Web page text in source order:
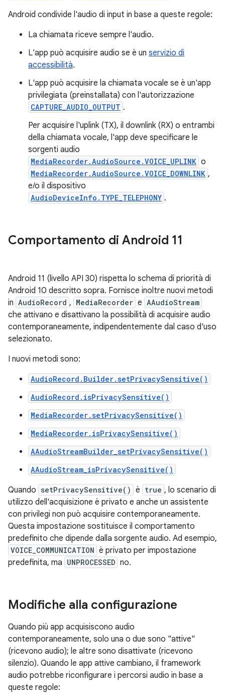
Android condivide l'audio di input in base a queste regole:
La chiamata riceve sempre l'audio.
L'app può acquisire audio se è un servizio di
accessibilità.
L'app può acquisire la chiamata vocale se è un'app
privilegiata (preinstallata) con l'autorizzazione
CAPTURE_AUDIO_OUTPUT .
Per acquisire l'uplink (TX), il downlink (RX) o entrambi
della chiamata vocale, l'app deve specificare le
sorgenti audio
MediaRecorder.AudioSource.VOICE_UPLINK o
MediaRecorder.AudioSource.VOICE_DOWNLINK ,
e/o il dispositivo
AudioDeviceInfo.TYPE_TELEPHONY .
Comportamento di Android 11
Android 11 (livello API 30) rispetta lo schema di priorità di
Android 10 descritto sopra. Fornisce inoltre nuovi metodi
in AudioRecord , MediaRecorder e AAudioStream
che attivano e disattivano la possibilità di acquisire audio
contemporaneamente, indipendentemente dal caso d'uso
selezionato.
I nuovi metodi sono:
AudioRecord.Builder.setPrivacySensitive()
AudioRecord.isPrivacySensitive()
MediaRecorder.setPrivacySensitive()
MediaRecorder.isPrivacySensitive()
AAudioStreamBuilder_setPrivacySensitive()
AAudioStream_isPrivacySensitive()
Quando setPrivacySensitive() è true , lo scenario di
utilizzo dell'acquisizione è privato e anche un assistente
con privilegi non può acquisire contemporaneamente.
Questa impostazione sostituisce il comportamento
predefinito che dipende dalla sorgente audio. Ad esempio,
VOICE_COMMUNICATION è privato per impostazione
predefinita, ma UNPROCESSED no.
Modifiche alla configurazione
Quando più app acquisiscono audio
contemporaneamente, solo una o due sono "attive"
(ricevono audio); le altre sono disattivate (ricevono
silenzio). Quando le app attive cambiano, il framework
audio potrebbe riconfigurare i percorsi audio in base a
queste regole: